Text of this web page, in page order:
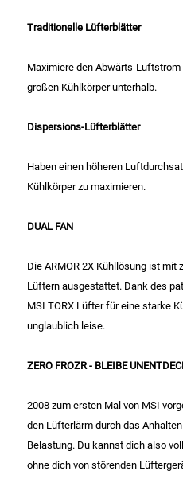
Haushaltsreiniger
Isotonische / Energy /
Kakao
Karaffen / Krüge
Kartoffelprod./Beilagen/
Kartoffelprodukte
Traditionelle Lüfterblätter
Maximiere den Abwärts-
großen Kühlkörper unterhalb.
Dispersions-Lüfterblätter
Haben einen höheren
Kühlkörper zu maximieren.
DUAL FAN
Die ARMOR 2X Kühllösung ist mit
Lüftern ausgestattet. Dank des
MSI TORX Lüfter für eine starke
unglaublich leise.
ZERO FROZR - BLEIBE
2008 zum ersten Mal von MSI
den Lüfterlärm durch das
Belastung. Du kannst dich also
ohne dich von störenden